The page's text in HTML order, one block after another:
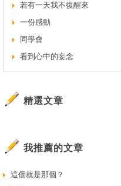
若有一天我不復醒來
一份感動
同學會
看到心中的妄念
精選文章
我推薦的文章
這個就是那個？